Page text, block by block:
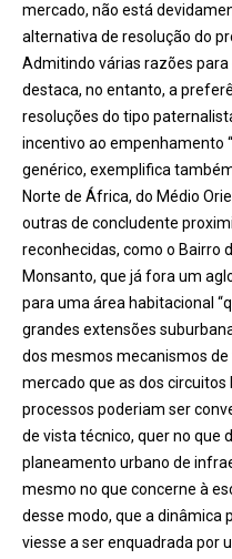
mercado, não está
alternativa de resolução do
Admitindo várias razões
destaca, no entanto, a
resoluções do tipo
incentivo ao empenhamento
genérico, exemplifica
Norte de África, do Médio
outras de concludente
reconhecidas, como o Bairro
Monsanto, que já fora um
para uma área habitacional
grandes extensões
dos mesmos mecanismos
mercado que as dos
processos poderiam ser
de vista técnico, quer no que
planeamento urbano de
mesmo no que concerne à
desse modo, que a dinâmica
viesse a ser enquadrada por